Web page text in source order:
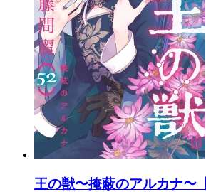
王の獣〜掩蔽のアルカナ〜